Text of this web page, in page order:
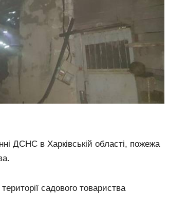
ДСНС в Харківській області, пожежа
садового товариства